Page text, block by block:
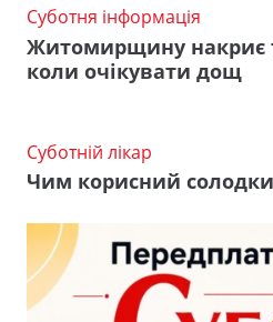
Суботня інформація
Житомирщину накриє
коли очікувати дощ
Суботній лікар
Чим корисний